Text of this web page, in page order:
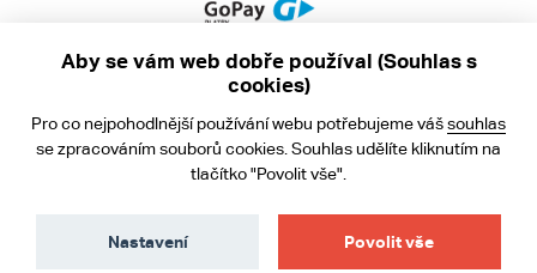
Obchodní podmínky
Ochrana osobních údajů
Aby se vám web dobře používal (Souhlas s
cookies)
Pro co nejpohodlnější používání webu potřebujeme vášsouhlas
se zpracováním souborů cookies. Souhlas udělíte kliknutím na
tlačítko "Povolit vše".
Povolit vše
Nastavení